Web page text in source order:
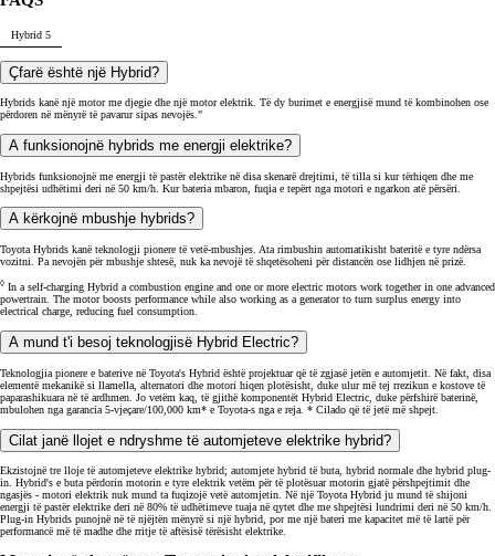
Hybrid 5
Çfarë është një Hybrid?
Hybrids kanë një motor me djegie dhe një motor elektrik. Të dy burimet e energjisë mund të kombinohen ose
përdoren në mënyrë të pavarur sipas nevojës."
A funksionojnë hybrids me energji elektrike?
Hybrids funksionojnë me energji të pastër elektrike në disa skenarë drejtimi, të tilla si kur tërhiqen dhe me
shpejtësi udhëtimi deri në 50 km/h. Kur bateria mbaron, fuqia e tepërt nga motori e ngarkon atë përsëri.
A kërkojnë mbushje hybrids?
Toyota Hybrids kanë teknologji pionere të vetë-mbushjes. Ata rimbushin automatikisht bateritë e tyre ndërsa
vozitni. Pa nevojën për mbushje shtesë, nuk ka nevojë të shqetësoheni për distancën ose lidhjen në prizë.
◊ In a self-charging Hybrid a combustion engine and one or more electric motors work together in one advanced
powertrain. The motor boosts performance while also working as a generator to turn surplus energy into
electrical charge, reducing fuel consumption.
A mund t'i besoj teknologjisë Hybrid Electric?
Teknologjia pionere e baterive në Toyota's Hybrid është projektuar që të zgjasë jetën e automjetit. Në fakt, disa
elementë mekanikë si llamella, alternatori dhe motori hiqen plotësisht, duke ulur më tej rrezikun e kostove të
paparashikuara në të ardhmen. Jo vetëm kaq, të gjithë komponentët Hybrid Electric, duke përfshirë baterinë,
mbulohen nga garancia 5-vjeçare/100,000 km* e Toyota-s nga e reja. * Cilado që të jetë më shpejt.
Cilat janë llojet e ndryshme të automjeteve elektrike hybrid?
Ekzistojnë tre lloje të automjeteve elektrike hybrid; automjete hybrid të buta, hybrid normale dhe hybrid plug-
in. Hybrid's e buta përdorin motorin e tyre elektrik vetëm për të plotësuar motorin gjatë përshpejtimit dhe
ngasjës - motori elektrik nuk mund ta fuqizojë vetë automjetin. Në një Toyota Hybrid ju mund të shijoni
energji të pastër elektrike deri në 80% të udhëtimeve tuaja në qytet dhe me shpejtësi lundrimi deri në 50 km/h.
Plug-in Hybrids punojnë në të njëjtën mënyrë si një hybrid, por me një bateri me kapacitet më të lartë për
performancë më të madhe dhe rritje të aftësisë tërësisht elektrike.